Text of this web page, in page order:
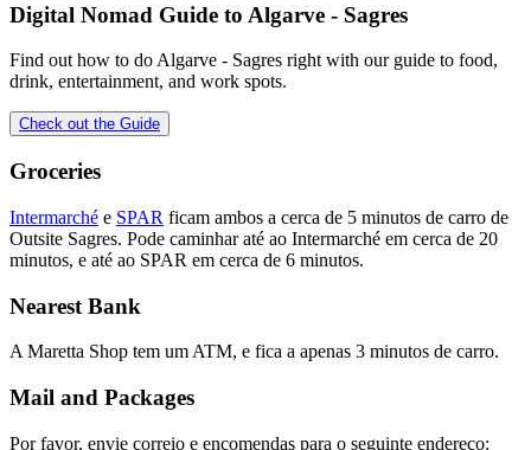
Digital Nomad Guide to Algarve - Sagres
Find out how to do Algarve - Sagres right with our guide to food,
drink, entertainment, and work spots.
Check out the Guide
Groceries
Intermarché e SPAR ficam ambos a cerca de 5 minutos de carro de
Outsite Sagres. Pode caminhar até ao Intermarché em cerca de 20
minutos, e até ao SPAR em cerca de 6 minutos.
Nearest Bank
A Maretta Shop tem um ATM, e fica a apenas 3 minutos de carro.
Mail and Packages
Por favor, envie correio e encomendas para o seguinte endereço: